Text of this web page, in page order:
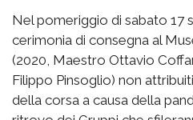
Nel pomeriggio di sabato 17
cerimonia di consegna al
(2020, Maestro Ottavio
Filippo Pinsoglio) non
della corsa a causa della